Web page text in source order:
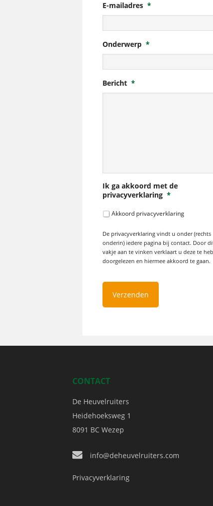
E-mailadres *
Onderwerp *
Bericht *
Ik ga akkoord met de
privacyverklaring *
Akkoord privacyverklaring
De privacyverklaring vindt u onder (rechts
onderin) iedere pagina bij contact. Door
vakje aan te vinken verklaart u deze te
doorgelezen en hiermee akkoord te gaan.
CONTACT
De Heuvelruiters
Heidehoeksweg 1
8091 BC Wezep
info@deheuvelruiters.com
Privacyverklaring